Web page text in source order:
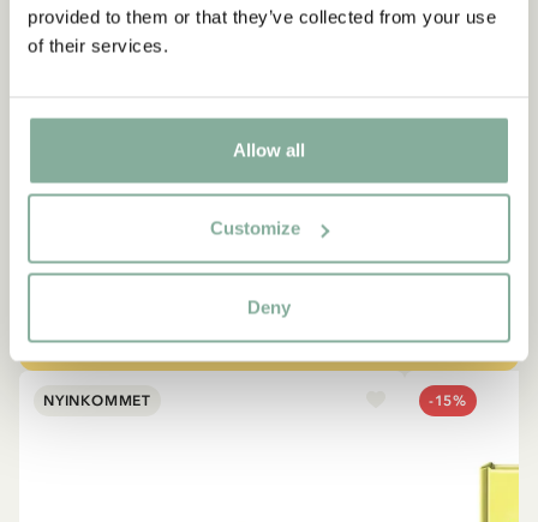
provided to them or that they’ve collected from your use
of their services.
Allow all
Customize
Deny
måste också vara väldigt
Berättaren i "Känner du Pippi Långstrump?"
NYINKOMMET -15%